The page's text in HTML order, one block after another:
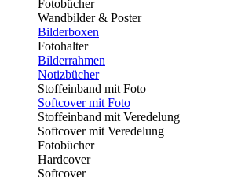
Fotobücher
Wandbilder & Poster
Bilderboxen
Fotohalter
Bilderrahmen
Notizbücher
Stoffeinband mit Foto
Softcover mit Foto
Stoffeinband mit Veredelung
Softcover mit Veredelung
Fotobücher
Hardcover
Softcover